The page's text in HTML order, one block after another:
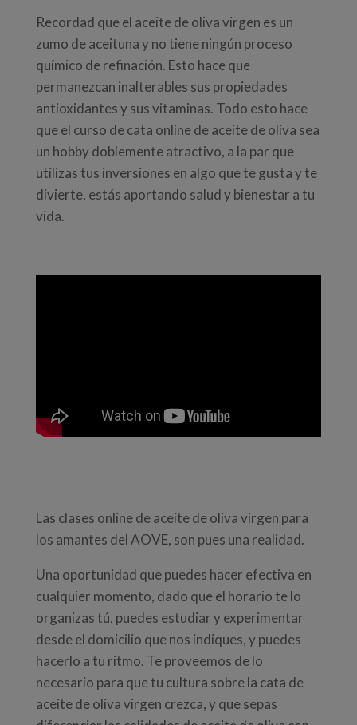
Recordad que el aceite de oliva virgen es un
zumo de aceituna y no tiene ningún proceso
químico de refinación. Esto hace que
permanezcan inalterables sus propiedades
antioxidantes y sus vitaminas. Todo esto hace
que el curso de cata online de aceite de oliva sea
un hobby doblemente atractivo, a la par que
utilizas tus inversiones en algo que te gusta y te
divierte, estás aportando salud y bienestar a tu
vida.
Las clases online de aceite de oliva virgen para
los amantes del AOVE, son pues una realidad.
Una oportunidad que puedes hacer efectiva en
cualquier momento, dado que el horario te lo
organizas tú, puedes estudiar y experimentar
desde el domicilio que nos indiques, y puedes
hacerlo a tu ritmo. Te proveemos de lo
necesario para que tu cultura sobre la cata de
aceite de oliva virgen crezca, y que sepas